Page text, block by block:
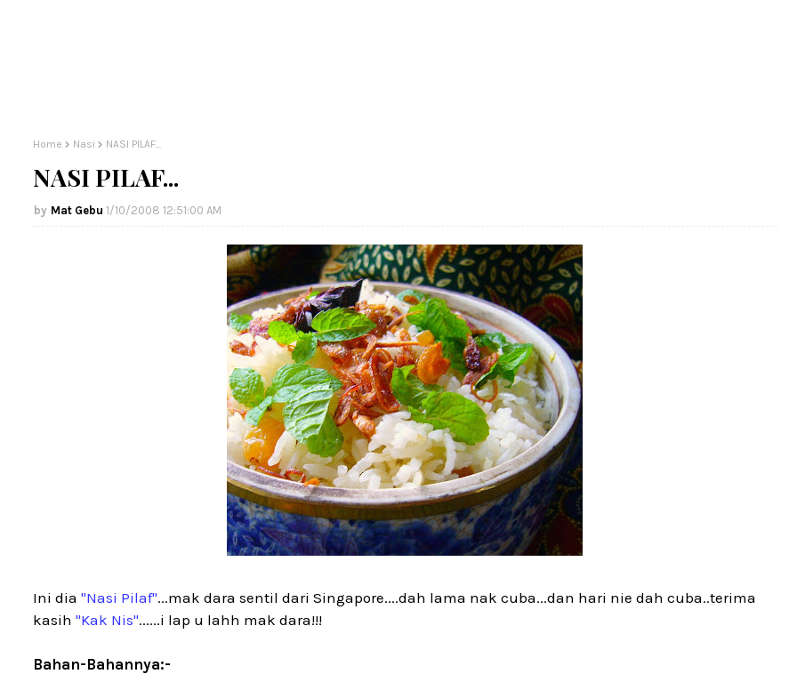
Home Nasi NASI PILAF...
NASI PILAF...
Mat Gebu 1/10/2008 12:51:00 AM
Ini dia "Nasi Pilaf"...mak dara sentil dari Singapore....dah lama nak cuba...dan hari nie dah cuba..terima
kasih "Kak Nis"......i lap u lahh mak dara!!!
Bahan-Bahannya:-